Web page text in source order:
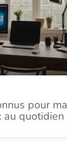
pour
au quotidien